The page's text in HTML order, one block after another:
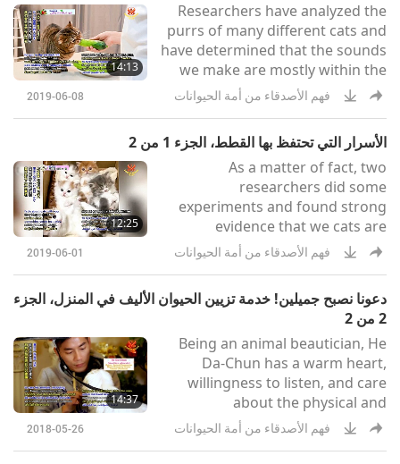
14:13
Researchers have analyzed the
purrs of many different cats and
have determined that the sounds
we make are mostly within the
range of 20 to 140 hertz.
Experiments have shown that
vibrations in this range are
therapeutic for bone growth,
pain relief, mending fractures,
reducing swelling, wound
healing, muscle growth and
repair, breathing difficulties, and
relieving migraines. So, when we
2019-06-08 فهم الأصدقاء من أمة الحيوانات
الأسرار التي تحتفظ بها القطط، الجزء 1 من 2‏
12:25
As a matter of fact, two
researchers did some
experiments and found strong
evidence that we cats are
sensitive to human emotional
cues. They found that the cats
caregivers was smiling compared
to when they were frowning.
When faced with their smiling
companion, a cat was much more
likely to show affectionate
behavior such as purring,
rubbing or sitting on their lap.
2019-06-01 فهم الأصدقاء من أمة الحيوانات
دعونا نصبح جميلين! خدمة تزيين الحيوان الأليف في المنزل، الجزء
2 من 2‏
14:37
Being an animal beautician, He
Da-Chun has a warm heart,
willingness to listen, and care
about the physical and
psychological needs of animals.
He takes time to meet and get to
2018-05-26 فهم الأصدقاء من أمة الحيوانات